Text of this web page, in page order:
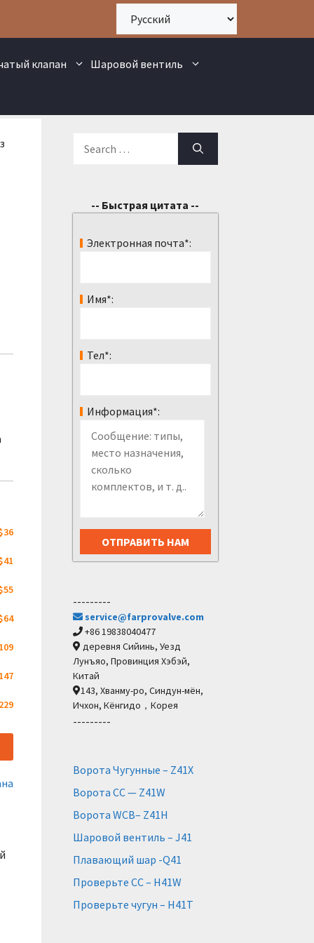
клапан Шаровой вентиль
-- Быстрая цитата --
Электронная почта*:
Имя*:
Тел*:
Информация*:
---------
service@farprovalve.com
+86 19838040477
деревня Сийинь, Уезд
Лунъяо, Провинция Хэбэй,
Китай
143, Хванму-ро, Синдун-мён,
Ичхон, Кёнгидо，Корея
---------
Ворота Чугунные – Z41X
Ворота СС — Z41W
Ворота WCB– Z41H
Шаровой вентиль – J41
Плавающий шар -Q41
Проверьте СС – H41W
Проверьте чугун – H41T